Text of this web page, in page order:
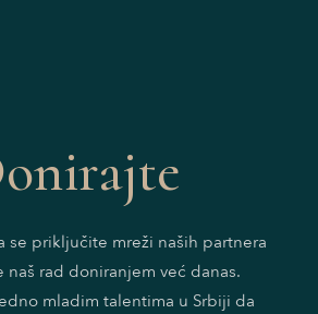
se priključite mreži naših partnera
naš rad doniranjem već danas.
mladim talentima u Srbiji da